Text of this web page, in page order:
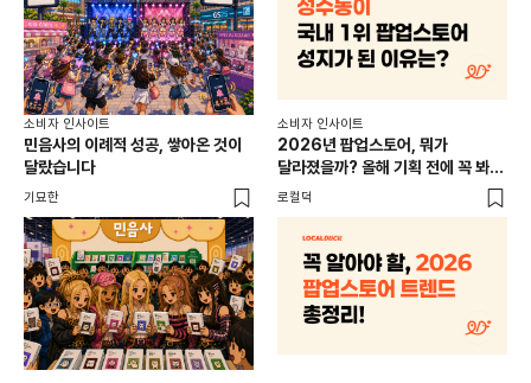
소비자 인사이트
민음사의 이례적 성공, 쌓아온 것이
달랐습니다
기묘한
소비자 인사이트
2026년 팝업스토어, 뭐가
달라졌을까? 올해 기획 전에 꼭 봐야
할 트렌드 4가지
로컬덕